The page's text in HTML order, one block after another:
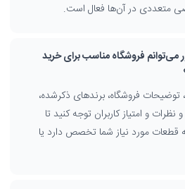
برای تولیدکنندگان و کارگاه‌ها
تجهیزات الکترونیکی در تهران
صفحه هر کسب‌وکار مانند آدرس دقیق،
تکی، عمده، صنعتی یا مصرفی)،
توجه کنید. مطالعه نظرات و امتیاز کاربران
اصالت کالا و میزان تخصص فروشنده
متعددی در آن‌ها فعال است.
فروشگاه مناسب برای خرید
فروشگاه، برندهای ذکرشده،
و امتیاز کاربران توجه کنید تا
قطعات مورد نیاز شما تخصص دارد یا